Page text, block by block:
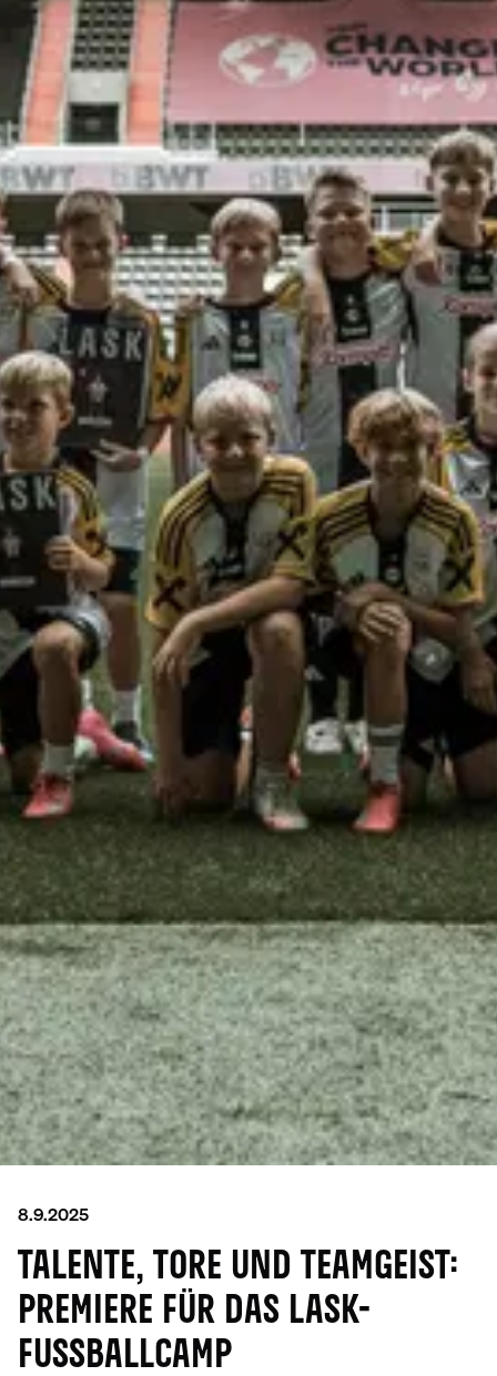
8.9.2025
TALENTE, TORE UND TEAMGEIST:
PREMIERE FÜR DAS LASK-
FUSSBALLCAMP